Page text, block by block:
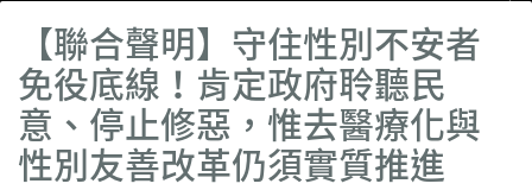
【聯合聲明】守住性別不安者
免役底線！肯定政府聆聽民
意、停止修惡，惟去醫療化與
性別友善改革仍須實質推進